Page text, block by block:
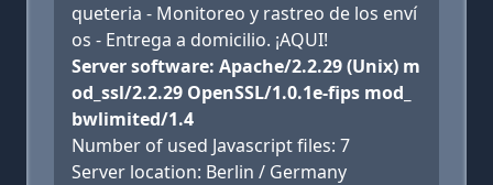
queteria - Monitoreo y rastreo de los enví
os - Entrega a domicilio. ¡AQUI!
Server software: Apache/2.2.29 (Unix) m
od_ssl/2.2.29 OpenSSL/1.0.1e-fips mod_
bwlimited/1.4
Number of used Javascript files: 7
Server location: Berlin / Germany